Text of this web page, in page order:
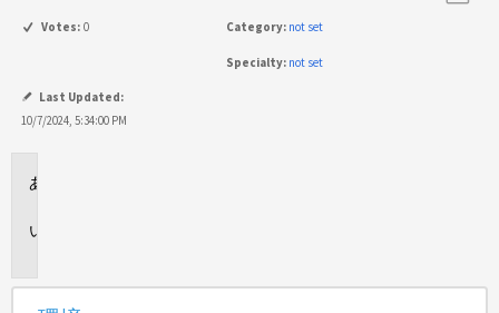
Votes: 0 Category: not set
Specialty: not set
Last Updated:
10/7/2024, 5:34:00 PM